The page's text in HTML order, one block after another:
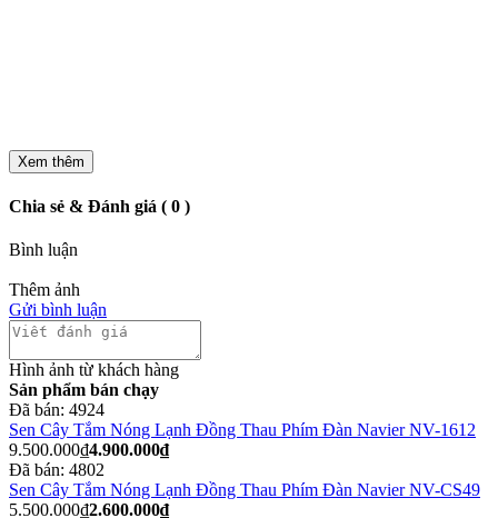
Xem thêm
Chia sẻ & Đánh giá ( 0 )
Bình luận
Thêm ảnh
Gửi bình luận
Hình ảnh từ khách hàng
Sản phẩm bán chạy
Đã bán: 4924
Sen Cây Tắm Nóng Lạnh Đồng Thau Phím Đàn Navier NV-1612
9.500.000₫4.900.000₫
Đã bán: 4802
Sen Cây Tắm Nóng Lạnh Đồng Thau Phím Đàn Navier NV-CS49
5.500.000₫2.600.000₫